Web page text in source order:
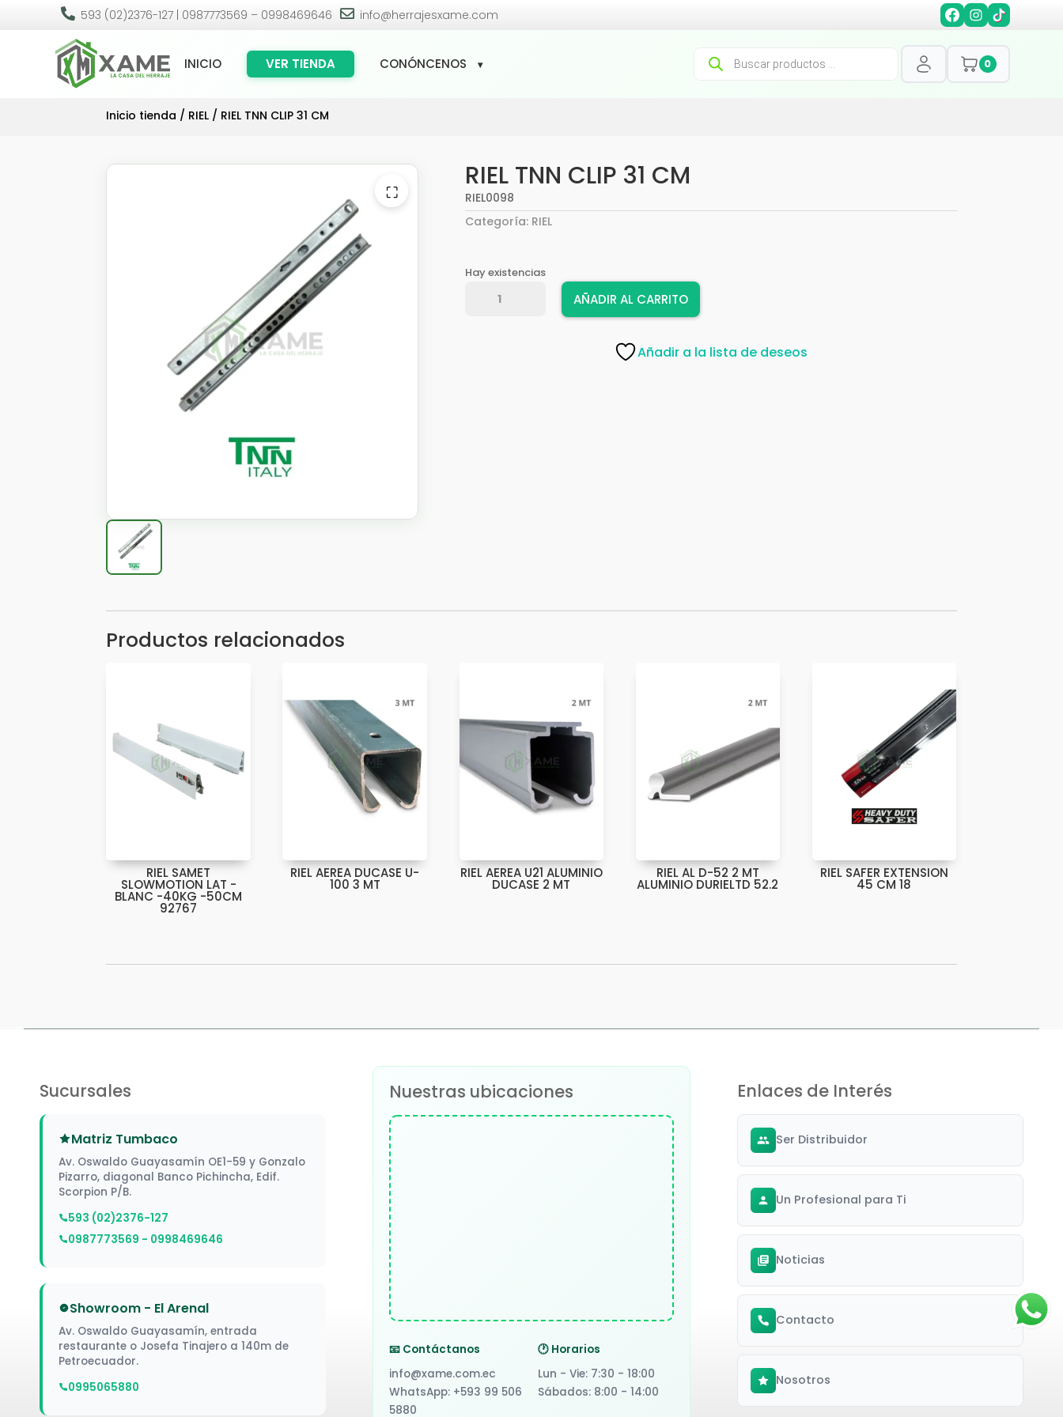
 593 (02)2376-127 | 0987773569 – 0998469646  info@herrajesxame.com
INICIO VER TIENDA CONÓNCENOS
Búsqueda
productos
0
Inicio tienda / RIEL / RIEL TNN CLIP 31 CM
⛶ RIEL TNN CLIP 31 CM
RIEL0098
Categoría: RIEL
Hay existencias
AÑADIR AL CARRITO
Añadir a la lista de deseos
Productos relacionados
RIEL SAMET
SLOWMOTION LAT -
BLANC -40KG -50CM
92767
RIEL AEREA DUCASE U-
100 3 MT
RIEL AEREA U21 ALUMINIO
DUCASE 2 MT
RIEL AL D-52 2 MT
ALUMINIO DURIELTD 52.2
RIEL SAFER EXTENSION
45 CM 18
Sucursales
Matriz Tumbaco
Av. Oswaldo Guayasamín OE1-59 y Gonzalo
Pizarro, diagonal Banco Pichincha, Edif.
Scorpion P/B.
593 (02)2376-127
0987773569 - 0998469646
Showroom - El Arenal
Av. Oswaldo Guayasamín, entrada
restaurante o Josefa Tinajero a 140m de
Petroecuador.
0995065880
Nuestras ubicaciones
📧 Contáctanos
info@xame.com.ec
WhatsApp: +593 99 506
5880
🕐 Horarios
Lun - Vie: 7:30 - 18:00
Sábados: 8:00 - 14:00
Enlaces de Interés
Ser Distribuidor
Un Profesional para Ti
Noticias
Contacto
Nosotros